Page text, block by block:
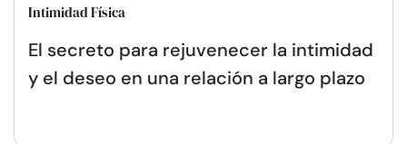
Intimidad Física
El secreto para rejuvenecer la intimidad
y el deseo en una relación a largo plazo